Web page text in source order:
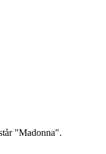
"Madonna".